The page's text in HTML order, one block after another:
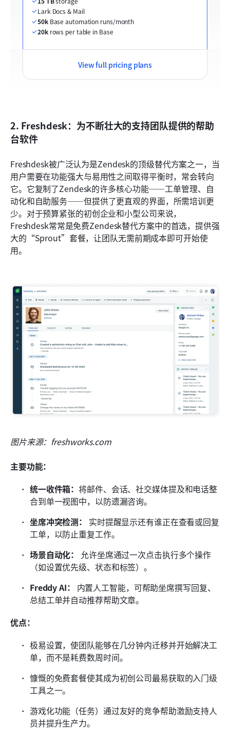
Lark Docs & Mail
50k Base automation runs/month
20k rows per table in Base
View full pricing plans
2. Freshdesk：为不断壮大的支持团队提供的帮助
台软件
Freshdesk被广泛认为是Zendesk的顶级替代方案之一，当
用户需要在功能强大与易用性之间取得平衡时，常会转向
它。它复制了Zendesk的许多核心功能——工单管理、自
动化和自助服务——但提供了更直观的界面，所需培训更
少。对于预算紧张的初创企业和小型公司来说，
Freshdesk常常是免费Zendesk替代方案中的首选，提供强
大的“Sprout”套餐，让团队无需前期成本即可开始使
用。
图片来源：freshworks.com
主要功能：
统一收件箱：将邮件、会话、社交媒体提及和电话整
合到单一视图中，以防遗漏咨询。
坐席冲突检测：
实时提醒显示还有谁正在查看或回复
工单，以防止重复工作。
场景自动化：
允许坐席通过一次点击执行多个操作
（如设置优先级、状态和标签）。
Freddy AI：
内置人工智能，可帮助坐席撰写回复、
总结工单并自动推荐帮助文章。
优点：
极易设置，使团队能够在几分钟内迁移并开始解决工
单，而不是耗费数周时间。
慷慨的免费套餐使其成为初创公司最易获取的入门级
工具之一。
游戏化功能（任务）通过友好的竞争帮助激励支持人
员并提升生产力。